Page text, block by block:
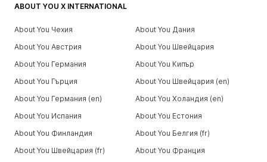
ABOUT YOU X INTERNATIONAL
About You Чехия
About You Дания
About You Австрия
About You Швейцария
About You Германия
About You Кипър
About You Гърция
About You Швейцария (en)
About You Германия (en)
About You Холандия (en)
About You Испания
About You Естония
About You Финландия
About You Белгия (fr)
About You Швейцария (fr)
About You Франция